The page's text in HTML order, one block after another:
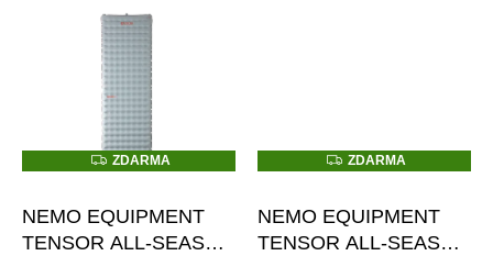
Z
D
M
A
ZDARMA
NEMO EQUIPMENT
TENSOR ALL-SEASON
Z
D
M
A
ZDARMA
NEMO EQUIPMENT
TENSOR ALL-SEASON